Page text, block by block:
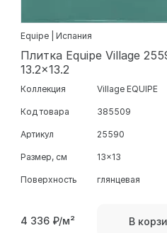
Equipe | Испания
Плитка Equipe Village
13.2x13.2
Коллекция Village EQUIPE
Код товара 385509
Артикул 25590
Размер, см 13x13
Поверхность глянцевая
4 336 ₽/м² В